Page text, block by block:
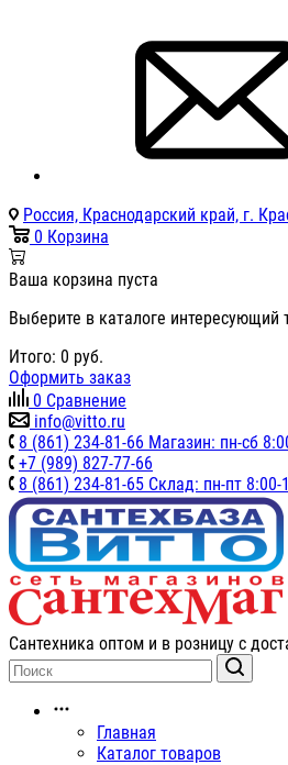
Россия, Краснодарский край, г.
0 Корзина
Ваша корзина пуста
Выберите в каталоге интересующий
Итого: 0 руб.
Оформить заказ
0 Сравнение
info@vitto.ru
8 (861) 234-81-66 Магазин: пн-сб
+7 (989) 827-77-66
8 (861) 234-81-65 Склад: пн-пт 8:00-
Сантехника оптом и в розницу с
Главная
Каталог товаров